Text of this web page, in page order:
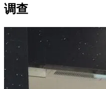
调查